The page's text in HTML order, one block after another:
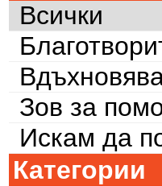
Всички
Зов за
Искам да
Категории